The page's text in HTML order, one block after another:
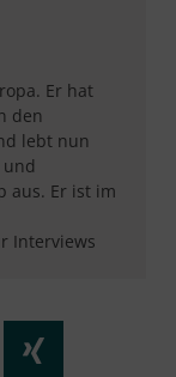
Er hat
den
lebt nun
aus. Er ist im
Interviews